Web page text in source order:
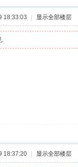
18:33:03 显示全部楼层
18:37:20 显示全部楼层